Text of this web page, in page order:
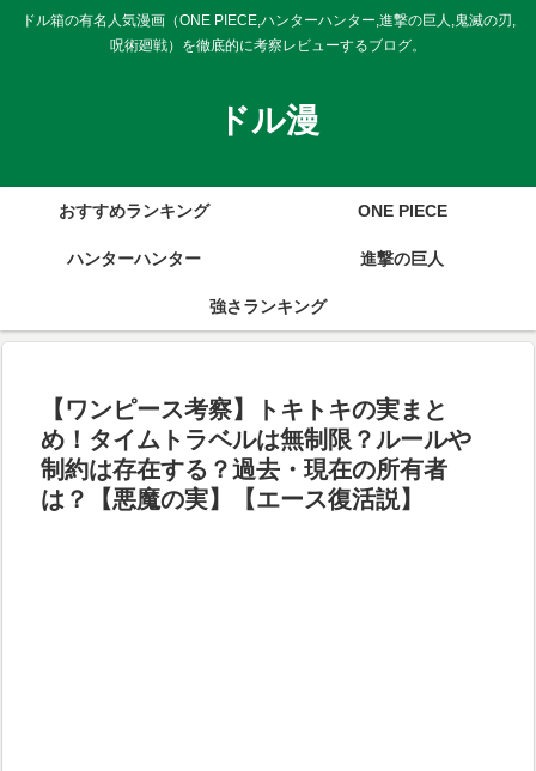
ドル箱の有名人気漫画（ONE PIECE,ハンターハンター,進撃の巨人,鬼滅の刃,
呪術廻戦）を徹底的に考察レビューするブログ。
ドル漫
おすすめランキング ONE PIECE
ハンターハンター 進撃の巨人
強さランキング
【ワンピース考察】トキトキの実まと
め！タイムトラベルは無制限？ルールや
制約は存在する？過去・現在の所有者
は？【悪魔の実】【エース復活説】